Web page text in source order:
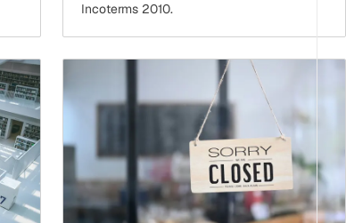
Incoterms 2010.